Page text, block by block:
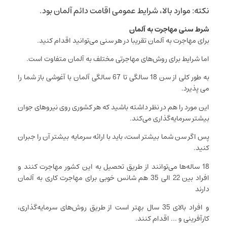
نکته: موارد بالا، شرایط عمومی اقامت دائم آلمان بود.
شرط سنی مهاجرت به آلمان
برای مهاجرت به آلمان تقریبا در هر سنی می‌توانید اقدام کنید.
اما شرایط برای روش‌های مهاجرتی مختلف به آلمان متفاوت است.
به طور کلی از سن 18 سالگی تا 67 سالگی آلمان با آغوشی باز شما را
می پذیرد.
این مورد را هم در نظر داشته باشید که هر کشوری روی نیروهای جوان
بیشتر سرمایه‌گذاری می‌کند.
پس اگر سن شما بیشتر است، باید با ارائه سرمایه بیشتر آن را جبران
کنید.
18 ساله‌ها می‌توانند از طریق تحصیل به این کشور مهاجرت کنند و
افراد بین 22 الی 35 هم شانس خوبی برای مهاجرت کاری به آلمان
دارند
و افراد بالای 35 سال بهتر است از طریق روش‌های سرمایه‌گذاری،
کارآفرینی و … اقدام کنند.